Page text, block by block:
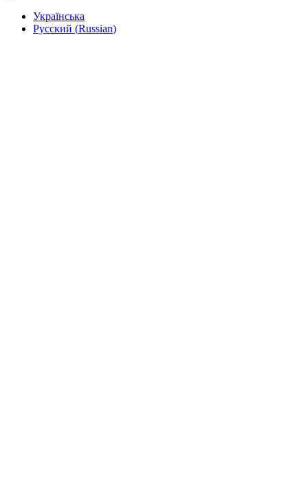
Українська
Русский (Russian)